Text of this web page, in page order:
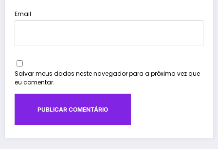
Email
Salvar meus dados neste navegador para a próxima vez que
eu comentar.